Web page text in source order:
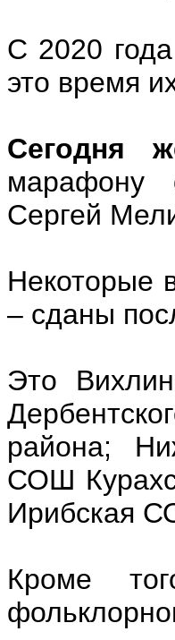
С 2020
это время
Сегодня
марафону
Сергей
Некоторые
– сданы
Это
района;
СОШ
Ирибская
Кроме